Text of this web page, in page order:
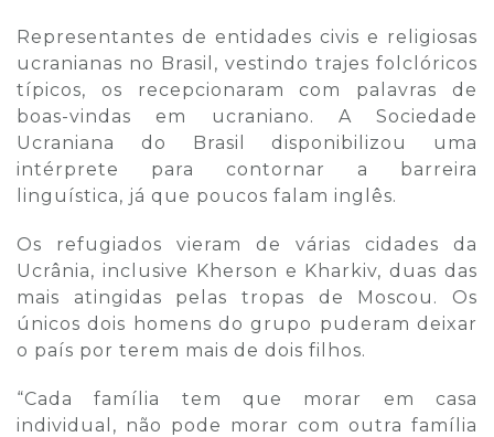
Representantes de entidades civis e religiosas
ucranianas no Brasil, vestindo trajes folclóricos
típicos, os recepcionaram com palavras de
boas-vindas em ucraniano. A Sociedade
Ucraniana do Brasil disponibilizou uma
intérprete para contornar a barreira
linguística, já que poucos falam inglês.
Os refugiados vieram de várias cidades da
Ucrânia, inclusive Kherson e Kharkiv, duas das
mais atingidas pelas tropas de Moscou. Os
únicos dois homens do grupo puderam deixar
o país por terem mais de dois filhos.
“Cada família tem que morar em casa
individual, não pode morar com outra família